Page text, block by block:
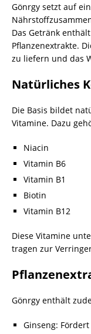
Gönrgy setzt auf
Das Getränk
Pflanzenextrakte.
zu liefern und das
Natürliches
Die Basis bildet
Vitamine. Dazu
Niacin
Vitamin B6
Vitamin B1
Biotin
Vitamin B12
Diese Vitamine
tragen zur
Gönrgy enthält
Ginseng: